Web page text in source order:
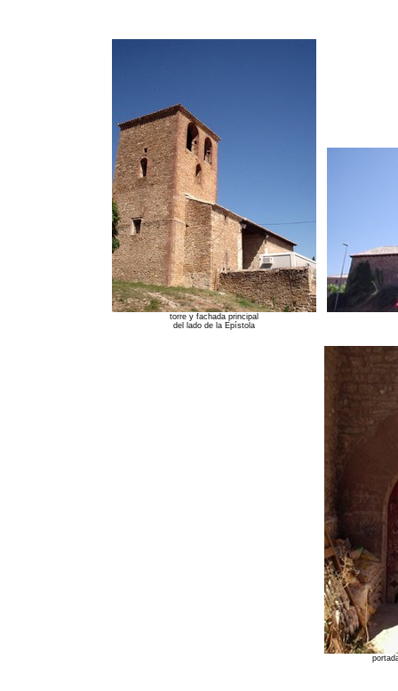
torre y fachada principal
del lado de la Epístola